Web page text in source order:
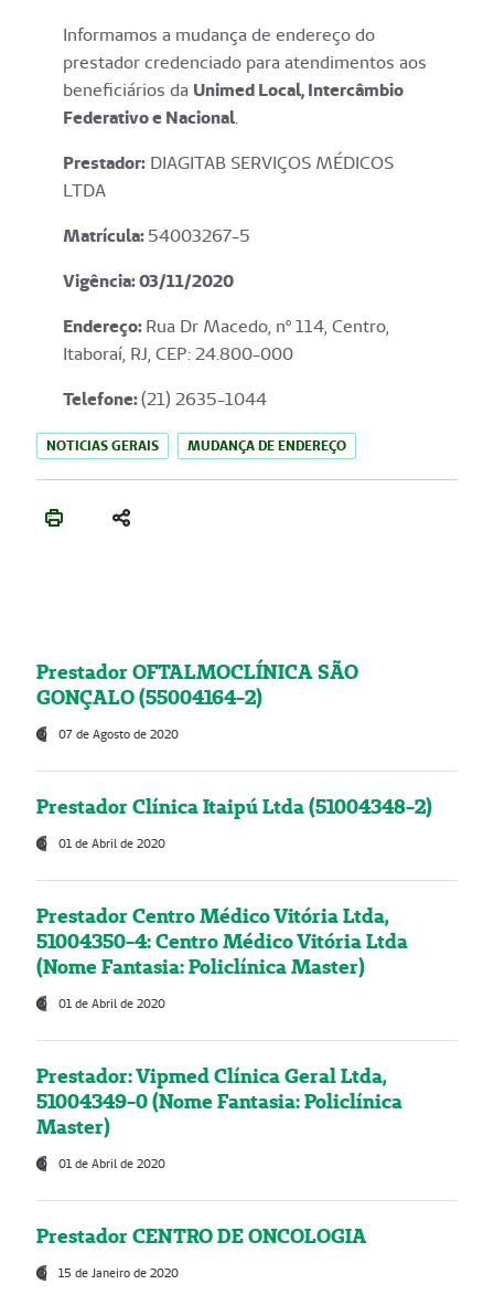
Informamos a mudança de endereço do
prestador credenciado para atendimentos aos
beneficiários da Unimed Local, Intercâmbio
Federativo e Nacional.
Prestador: DIAGITAB SERVIÇOS MÉDICOS
LTDA
Matrícula:54003267-5
Vigência: 03/11/2020
Endereço:Rua Dr Macedo, nº 114, Centro,
Itaboraí, RJ, CEP: 24.800-000
Telefone:(21) 2635-1044
NOTICIAS GERAIS MUDANÇA DE ENDEREÇO
Prestador OFTALMOCLÍNICA SÃO
GONÇALO (55004164-2)
07 de Agosto de 2020
Prestador Clínica Itaipú Ltda (51004348-2)
01 de Abril de 2020
Prestador Centro Médico Vitória Ltda,
51004350-4: Centro Médico Vitória Ltda
(Nome Fantasia: Policlínica Master)
01 de Abril de 2020
Prestador: Vipmed Clínica Geral Ltda,
51004349-0 (Nome Fantasia: Policlínica
Master)
01 de Abril de 2020
Prestador CENTRO DE ONCOLOGIA
15 de Janeiro de 2020